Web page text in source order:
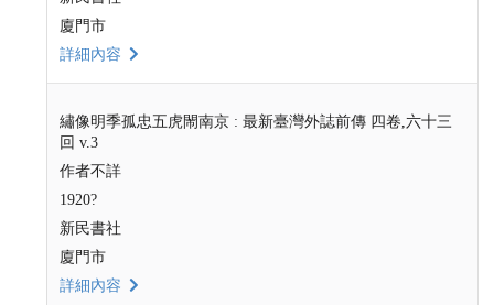
廈門市
詳細內容
繡像明季孤忠五虎閙南京 : 最新臺灣外誌前傳 四卷,六十三
回 v.3
作者不詳
1920?
新民書社
廈門市
詳細內容